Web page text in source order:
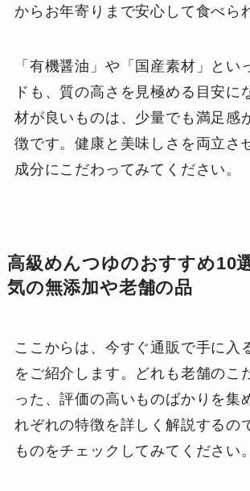
からお年寄りまで安心して食べら
「有機醤油」や「国産素材」とい
ドも、質の高さを見極める目安に
材が良いものは、少量でも満足感
徴です。健康と美味しさを両立さ
成分にこだわってみてください。
高級めんつゆのおすすめ10
気の無添加や老舗の品
ここからは、今すぐ通販で手に入
をご紹介します。どれも老舗のこ
った、評価の高いものばかりを集
れぞれの特徴を詳しく解説するの
ものをチェックしてみてください。